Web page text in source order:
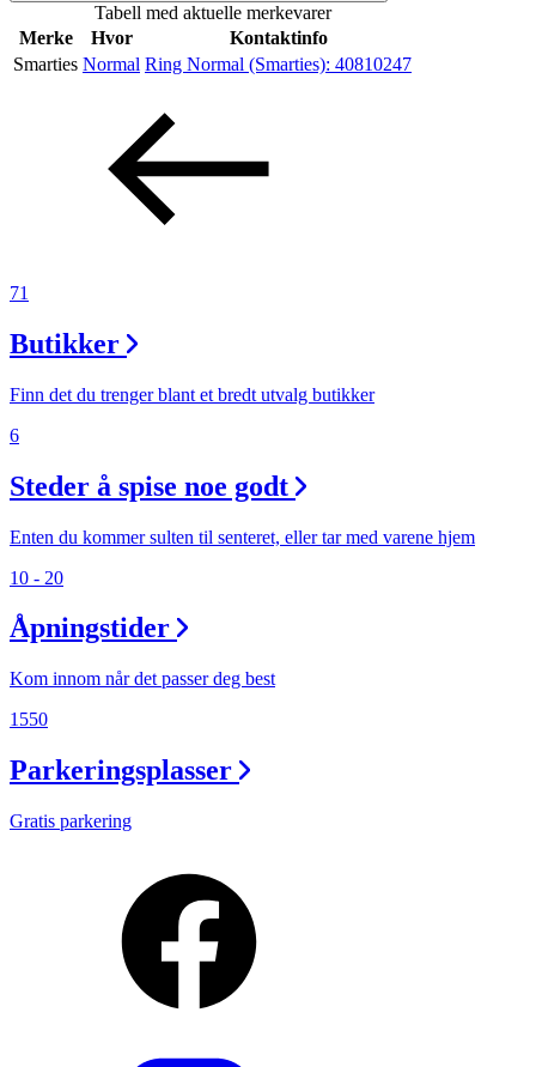
Inspirasjon
Gavekort
Tabell med aktuelle merkevarer
Merke
Hvor
Kontaktinfo
Smarties Normal Ring Normal (Smarties): 40810247
71
Butikker
Finn det du trenger blant et bredt utvalg butikker
6
Steder å spise noe godt
Enten du kommer sulten til senteret, eller tar med varene hjem
10 - 20
Åpningstider
Kom innom når det passer deg best
1550
Parkeringsplasser
Gratis parkering